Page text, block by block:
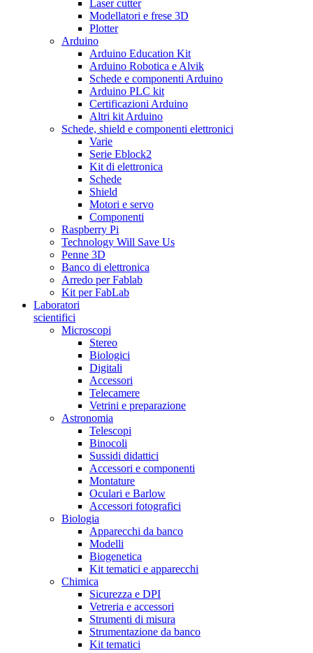
Laser cutter
Modellatori e frese 3D
Plotter
Arduino
Arduino Education Kit
Arduino Robotica e Alvik
Schede e componenti Arduino
Arduino PLC kit
Certificazioni Arduino
Altri kit Arduino
Schede, shield e componenti elettronici
Varie
Serie Eblock2
Kit di elettronica
Schede
Shield
Motori e servo
Componenti
Raspberry Pi
Technology Will Save Us
Penne 3D
Banco di elettronica
Arredo per Fablab
Kit per FabLab
Laboratori
scientifici
Microscopi
Stereo
Biologici
Digitali
Accessori
Telecamere
Vetrini e preparazione
Astronomia
Telescopi
Binocoli
Sussidi didattici
Accessori e componenti
Montature
Oculari e Barlow
Accessori fotografici
Biologia
Apparecchi da banco
Modelli
Biogenetica
Kit tematici e apparecchi
Chimica
Sicurezza e DPI
Vetreria e accessori
Strumenti di misura
Strumentazione da banco
Kit tematici